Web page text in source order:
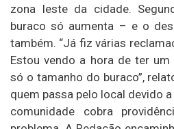
zona leste da cidade.
buraco só aumenta – e o
também. “Já fiz várias
Estou vendo a hora de ter
só o tamanho do buraco”,
quem passa pelo local devido
comunidade cobra